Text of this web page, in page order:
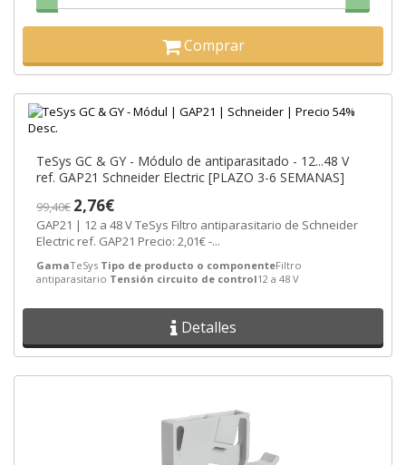
Comprar
TeSys GC & GY - Módulo de antiparasitado - 12...48 V
ref. GAP21 Schneider Electric [PLAZO 3-6 SEMANAS]
99,40€ 2,76€
GAP21 | 12 a 48 V TeSys Filtro antiparasitario de Schneider
Electric ref. GAP21 Precio: 2,01€ -...
GamaTeSys Tipo de producto o componenteFiltro
antiparasitario Tensión circuito de control12 a 48 V
Detalles